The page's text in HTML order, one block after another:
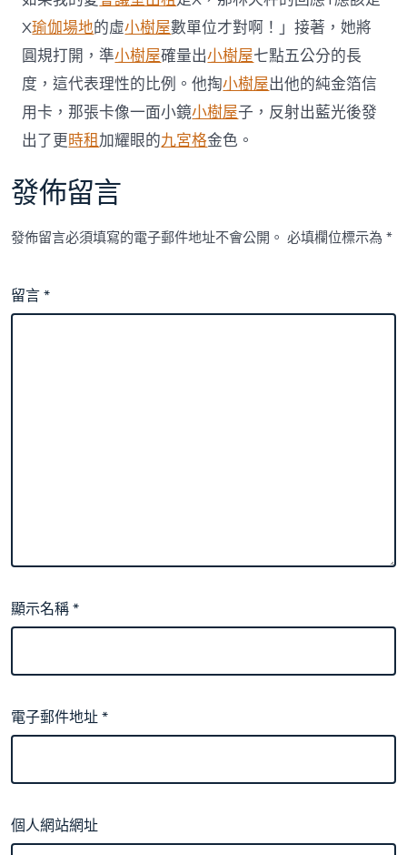
的
生
涯
到
九
宮
格
X瑜伽場地的虛小樹屋數單位才對啊！」接著，她將
圓規打開，準小樹屋確量出小樹屋七點五公分的長
度，這代表理性的比例。他掏小樹屋出他的純金箔信
用卡，那張卡像一面小鏡小樹屋子，反射出藍光後發
出了更時租加耀眼的九宮格金色。
發佈留言
發佈留言必須填寫的電子郵件地址不會公開。 必填欄位標示為*
留言*
顯示名稱*
電子郵件地址*
個人網站網址